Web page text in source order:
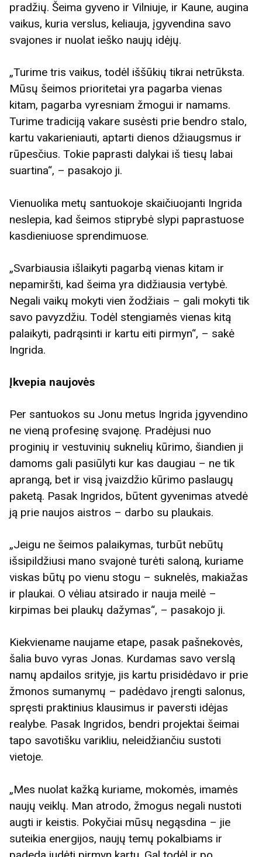
pradžių. Šeima gyveno ir Vilniuje, ir Kaune, augina
vaikus, kuria verslus, keliauja, įgyvendina savo
svajones ir nuolat ieško naujų idėjų.
„Turime tris vaikus, todėl iššūkių tikrai netrūksta.
Mūsų šeimos prioritetai yra pagarba vienas
kitam, pagarba vyresniam žmogui ir namams.
Turime tradiciją vakare susėsti prie bendro stalo,
kartu vakarieniauti, aptarti dienos džiaugsmus ir
rūpesčius. Tokie paprasti dalykai iš tiesų labai
suartina“, – pasakojo ji.
Vienuolika metų santuokoje skaičiuojanti Ingrida
neslepia, kad šeimos stiprybė slypi paprastuose
kasdieniuose sprendimuose.
„Svarbiausia išlaikyti pagarbą vienas kitam ir
nepamiršti, kad šeima yra didžiausia vertybė.
Negali vaikų mokyti vien žodžiais – gali mokyti tik
savo pavyzdžiu. Todėl stengiamės vienas kitą
palaikyti, padrąsinti ir kartu eiti pirmyn“, – sakė
Ingrida.
Įkvepia naujovės
Per santuokos su Jonu metus Ingrida įgyvendino
ne vieną profesinę svajonę. Pradėjusi nuo
proginių ir vestuvinių suknelių kūrimo, šiandien ji
damoms gali pasiūlyti kur kas daugiau – ne tik
aprangą, bet ir visą įvaizdžio kūrimo paslaugų
paketą. Pasak Ingridos, būtent gyvenimas atvedė
ją prie naujos aistros – darbo su plaukais.
„Jeigu ne šeimos palaikymas, turbūt nebūtų
išsipildžiusi mano svajonė turėti saloną, kuriame
viskas būtų po vienu stogu – suknelės, makiažas
ir plaukai. O vėliau atsirado ir nauja meilė –
kirpimas bei plaukų dažymas“, – pasakojo ji.
Kiekviename naujame etape, pasak pašnekovės,
šalia buvo vyras Jonas. Kurdamas savo verslą
namų apdailos srityje, jis kartu prisidėdavo ir prie
žmonos sumanymų – padėdavo įrengti salonus,
spręsti praktinius klausimus ir paversti idėjas
realybe. Pasak Ingridos, bendri projektai šeimai
tapo savotišku varikliu, neleidžiančiu sustoti
vietoje.
„Mes nuolat kažką kuriame, mokomės, imamės
naujų veiklų. Man atrodo, žmogus negali nustoti
augti ir keistis. Pokyčiai mūsų negąsdina – jie
suteikia energijos, naujų temų pokalbiams ir